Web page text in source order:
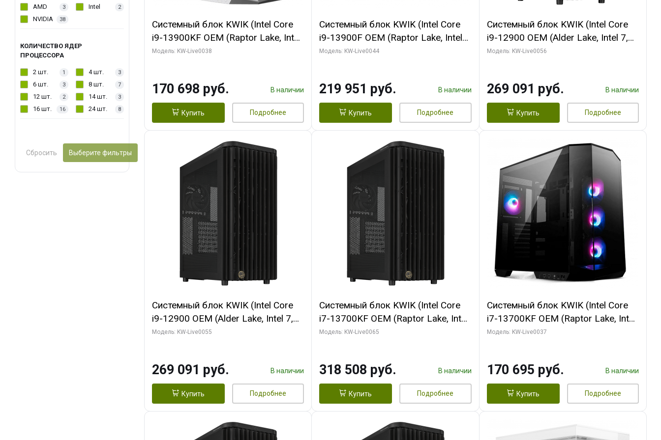
AMD 3 Intel 2
NVIDIA 38
КОЛИЧЕСТВО ЯДЕР
ПРОЦЕССОРА
2 шт. 1 4 шт. 3
6 шт. 3 8 шт. 7
12 шт. 2 14 шт. 3
16 шт. 16 24 шт. 8
Сбросить Выберите фильтры
Системный блок KWIK (Intel Core
i9-13900KF OEM (Raptor Lake, Intel
7, C24 16EC/8P/ 32 ГБ ОЗУ (2
2xDP 2/ 960 ГБ SSD)
Модель: KW-Live0038
170 698 руб. В наличии
Купить Подробнее
Системный блок KWIK (Intel Core
i9-13900F OEM (Raptor Lake, Intel
7, Efficient-co/ 32 ГБ ОЗУ (2
HD/ 512 ГБ SSD)
Модель: KW-Live0044
219 951 руб. В наличии
Купить Подробнее
Системный блок KWIK (Intel Core
i9-12900 OEM (Alder Lake, Intel 7,
C16 8EC/8PC/T2/ 64 ГБ ОЗУ (2
ТБ SSD)
Модель: KW-Live0056
269 091 руб. В наличии
Купить Подробнее
Системный блок KWIK (Intel Core
i9-12900 OEM (Alder Lake, Intel 7,
C16 8EC/8PC/T2/ 64 ГБ ОЗУ (2
HDMI/ 1 ТБ SSD)
Модель: KW-Live0055
269 091 руб. В наличии
Купить Подробнее
Системный блок KWIK (Intel Core
i7-13700KF OEM (Raptor Lake, Intel
7, C16 8EC/8PC/ 64 ГБ ОЗУ (2
2/ 1 ТБ SSD)
Модель: KW-Live0065
318 508 руб. В наличии
Купить Подробнее
Системный блок KWIK (Intel Core
i7-13700KF OEM (Raptor Lake, Intel
7, C16 8EC/8PC/ 32 ГБ ОЗУ (2
HDMI/ 1 ТБ SSD)
Модель: KW-Live0037
170 695 руб. В наличии
Купить Подробнее